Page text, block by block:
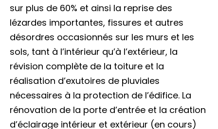
sur plus de 60% et ainsi la reprise des
lézardes importantes, fissures et autres
désordres occasionnés sur les murs et les
sols, tant à l’intérieur qu’à l’extérieur, la
révision complète de la toiture et la
réalisation d’exutoires de pluviales
nécessaires à la protection de l’édifice. La
rénovation de la porte d’entrée et la création
d’éclairage intérieur et extérieur (en cours)